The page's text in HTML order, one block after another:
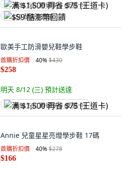
满 $1,500 再省 $75 (王道卡)
$59 酷澎幣回饋
歐美手工防滑嬰兒鞋學步鞋
首購折扣價 40%$430
$258
明天 8/12 (三) 預計送達
满 $1,500 再省 $75 (王道卡)
Annie 兒童星星亮燈學步鞋 17碼
首購折扣價 40%$278
$166